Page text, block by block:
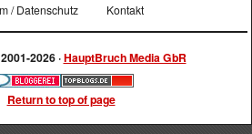
/ Datenschutz Kontakt
2026 ·HauptBruch Media GbR
Return to top of page